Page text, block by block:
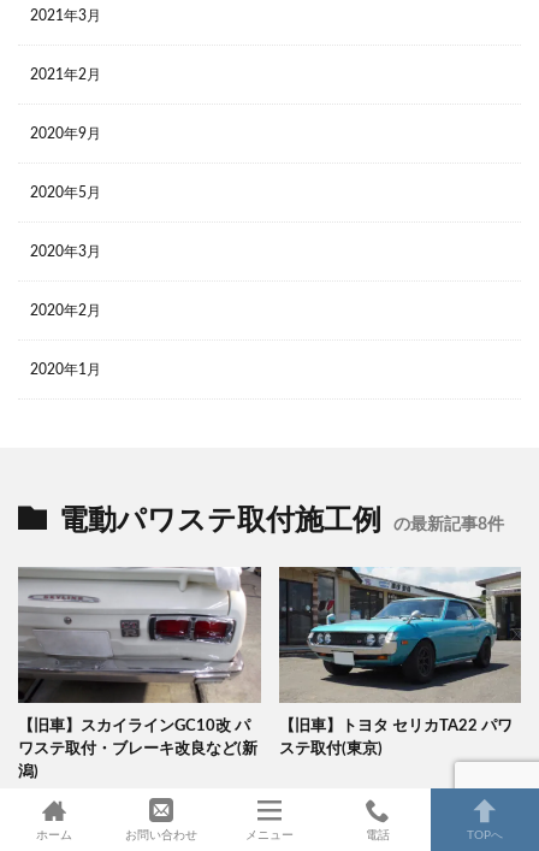
2021年3月
2021年2月
2020年9月
2020年5月
2020年3月
2020年2月
2020年1月
電動パワステ取付施工例 の最新記事8件
【旧車】スカイラインGC10改 パ
ワステ取付・ブレーキ改良など(新
潟)
【旧車】トヨタ セリカTA22 パワ
ステ取付(東京)
ホーム お問い合わせ メニュー 電話 TOPへ